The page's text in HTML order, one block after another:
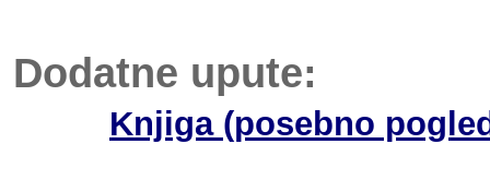
Dodatne upute:
Knjiga (posebno